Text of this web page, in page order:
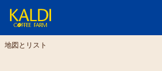
地図とリスト